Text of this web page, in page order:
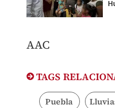
AAC
TAGS
Puebla